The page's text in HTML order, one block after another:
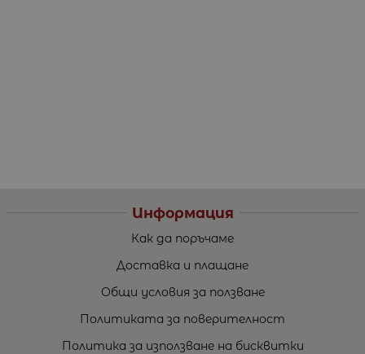
Информация
Как да поръчаме
Доставка и плащане
Общи условия за ползване
Политиката за поверителност
Политика за използване на бисквитки